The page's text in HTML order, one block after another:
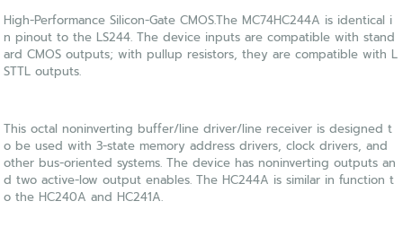
High-Performance Silicon-Gate CMOS.The MC74HC244A is identical i
n pinout to the LS244. The device inputs are compatible with stand
ard CMOS outputs; with pullup resistors, they are compatible with L
STTL outputs.
This octal noninverting buffer/line driver/line receiver is designed t
o be used with 3-state memory address drivers, clock drivers, and
other bus-oriented systems. The device has noninverting outputs an
d two active-low output enables. The HC244A is similar in function t
o the HC240A and HC241A.